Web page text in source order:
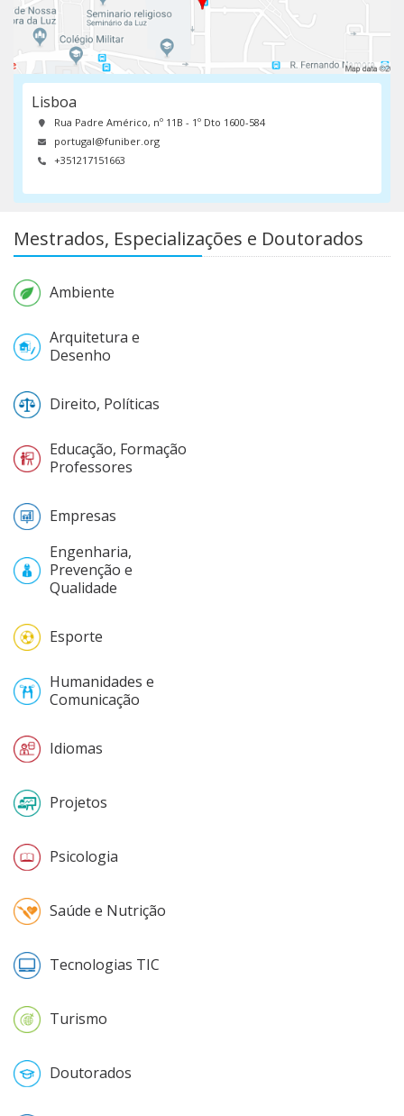
Lisboa
Rua Padre Américo, nº 11B - 1º Dto 1600-584
portugal@funiber.org
+351217151663
Mestrados, Especializações e Doutorados
Ambiente
Arquitetura e
Desenho
Direito, Políticas
Educação, Formação
Professores
Empresas
Engenharia,
Prevenção e
Qualidade
Esporte
Humanidades e
Comunicação
Idiomas
Projetos
Psicologia
Saúde e Nutrição
Tecnologias TIC
Turismo
Doutorados